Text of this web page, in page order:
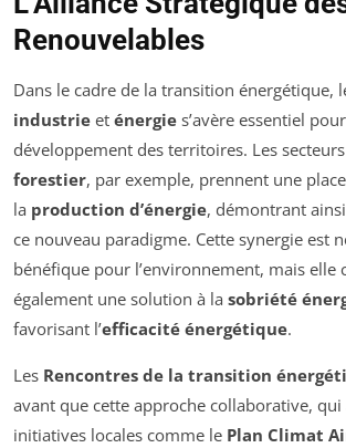
Renouvelables
Dans le cadre de la transition énergétique,
industrie et énergie s’avère essentiel
développement des territoires. Les secteurs
forestier, par exemple, prennent une
la production d’énergie, démontrant
ce nouveau paradigme. Cette synergie est
bénéfique pour l’environnement, mais elle
également une solution à la sobriété
favorisant l’efficacité énergétique.
Les Rencontres de la transition
avant que cette approche collaborative, qui
initiatives locales comme le Plan Climat